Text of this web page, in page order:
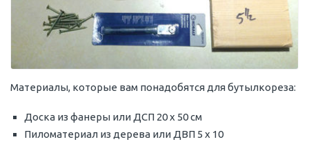
Материалы, которые вам понадобятся для бутылкореза:
Доска из фанеры или ДСП 20 х 50 см
Пиломатериал из дерева или ДВП 5 х 10